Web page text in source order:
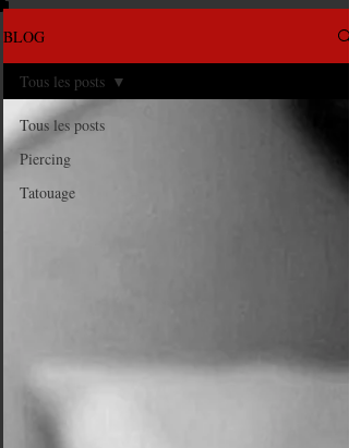
BLOG
Tous les posts
Piercing
Tatouage
Tous les posts